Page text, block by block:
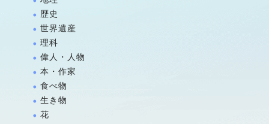
歴史
世界遺産
理科
偉人・人物
本・作家
食べ物
生き物
花